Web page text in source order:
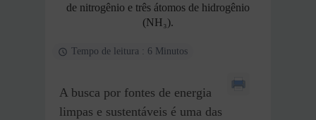
de nitrogênio e três átomos de hidrogênio
(NH₃).
Tempo de leitura : 6 Minutos
A busca por fontes de energia
limpas e sustentáveis é uma das